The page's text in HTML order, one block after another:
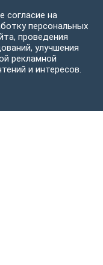
согласие на
персональных
проведения
улучшения
рекламной
и интересов.